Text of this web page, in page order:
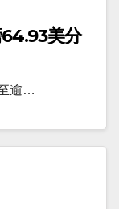
美分
逾…